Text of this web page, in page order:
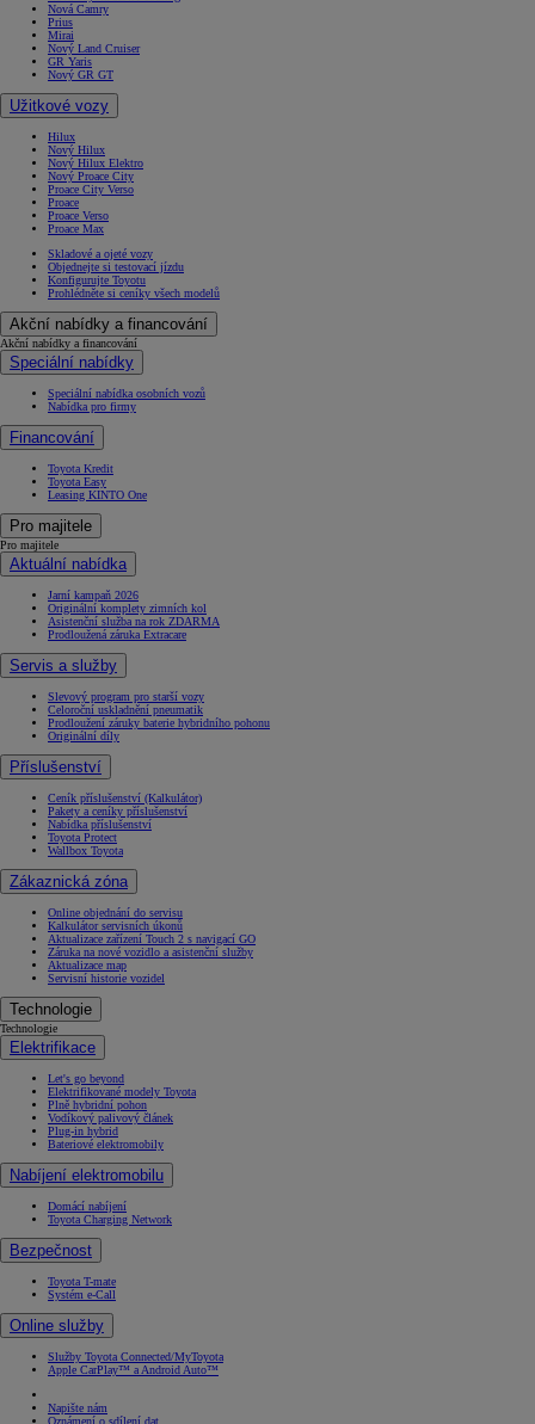
Nová Camry
Prius
Mirai
Nový Land Cruiser
GR Yaris
Nový GR GT
Užitkové vozy
Hilux
Nový Hilux
Nový Hilux Elektro
Nový Proace City
Proace City Verso
Proace
Proace Verso
Proace Max
Skladové a ojeté vozy
Objednejte si testovací jízdu
Konfigurujte Toyotu
Prohlédněte si ceníky všech modelů
Akční nabídky a financování
Akční nabídky a financování
Speciální nabídky
Speciální nabídka osobních vozů
Nabídka pro firmy
Financování
Toyota Kredit
Toyota Easy
Leasing KINTO One
Pro majitele
Pro majitele
Aktuální nabídka
Jarní kampaň 2026
Originální komplety zimních kol
Asistenční služba na rok ZDARMA
Prodloužená záruka Extracare
Servis a služby
Slevový program pro starší vozy
Celoroční uskladnění pneumatik
Prodloužení záruky baterie hybridního pohonu
Originální díly
Příslušenství
Ceník příslušenství (Kalkulátor)
Pakety a ceníky příslušenství
Nabídka příslušenství
Toyota Protect
Wallbox Toyota
Zákaznická zóna
Online objednání do servisu
Kalkulátor servisních úkonů
Aktualizace zařízení Touch 2 s navigací GO
Záruka na nové vozidlo a asistenční služby
Aktualizace map
Servisní historie vozidel
Technologie
Technologie
Elektrifikace
Let's go beyond
Elektrifikované modely Toyota
Plně hybridní pohon
Vodíkový palivový článek
Plug-in hybrid
Bateriové elektromobily
Nabíjení elektromobilu
Domácí nabíjení
Toyota Charging Network
Bezpečnost
Toyota T-mate
Systém e-Call
Online služby
Služby Toyota Connected/MyToyota
Apple CarPlay™ a Android Auto™
Napište nám
Oznámení o sdílení dat